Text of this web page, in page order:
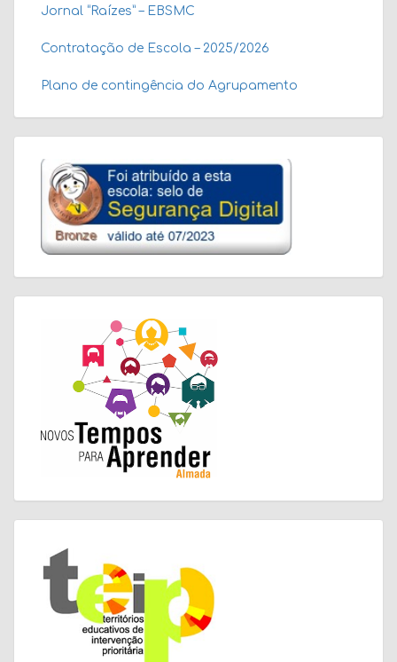
Jornal “Raízes” – EBSMC
Contratação de Escola – 2025/2026
Plano de contingência do Agrupamento